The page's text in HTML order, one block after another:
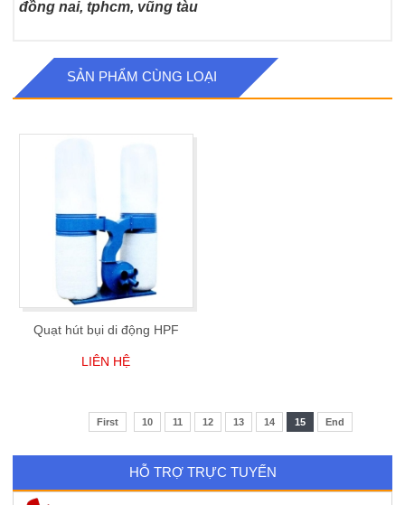
đồng nai, tphcm, vũng tàu
SẢN PHẨM CÙNG LOẠI
Quạt hút bụi di động HPF
LIÊN HỆ
First 10 11 12 13 14 15 End
HỖ TRỢ TRỰC TUYẾN